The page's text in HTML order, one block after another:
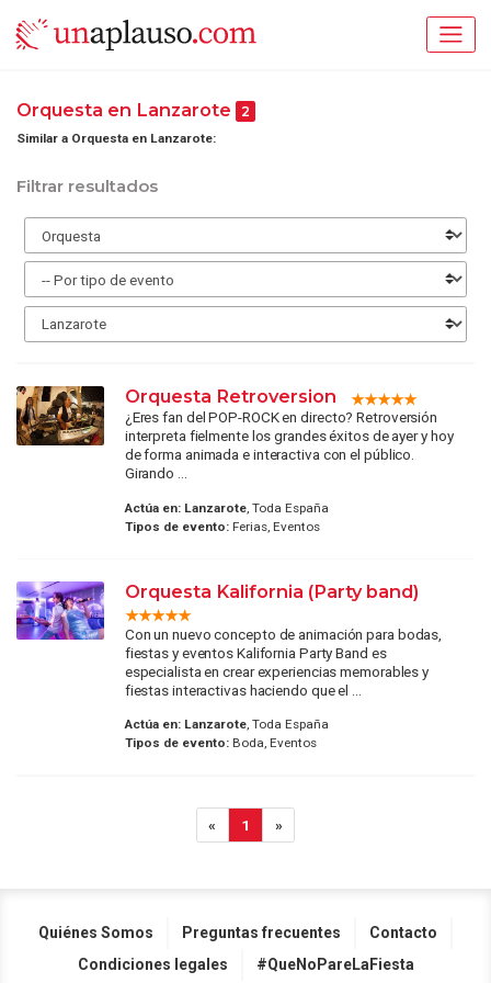
Orquesta en Lanzarote 2
Similar a Orquesta en Lanzarote:
Filtrar resultados
Orquesta Retroversion
¿Eres fan del POP-ROCK en directo? Retroversión
interpreta fielmente los grandes éxitos de ayer y hoy
de forma animada e interactiva con el público.
Girando ...
Actúa en: Lanzarote, Toda España
Tipos de evento:Ferias, Eventos
Orquesta Kalifornia (Party band)
Con un nuevo concepto de animación para bodas,
fiestas y eventos Kalifornia Party Band es
especialista en crear experiencias memorables y
fiestas interactivas haciendo que el ...
Actúa en: Lanzarote, Toda España
Tipos de evento:Boda, Eventos
« 1 »
Quiénes Somos Preguntas frecuentes
Contacto
Condiciones legales
#QueNoPareLaFiesta